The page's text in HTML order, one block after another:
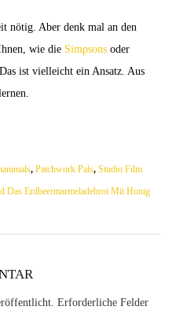
nötig. Aber denk mal an den
wie die Simpsons oder
ist vielleicht ein Ansatz. Aus
, Patchwork Pals, Studio Film
Das Erdbeermarmeladebrot Mit Honig
Erforderliche Felder